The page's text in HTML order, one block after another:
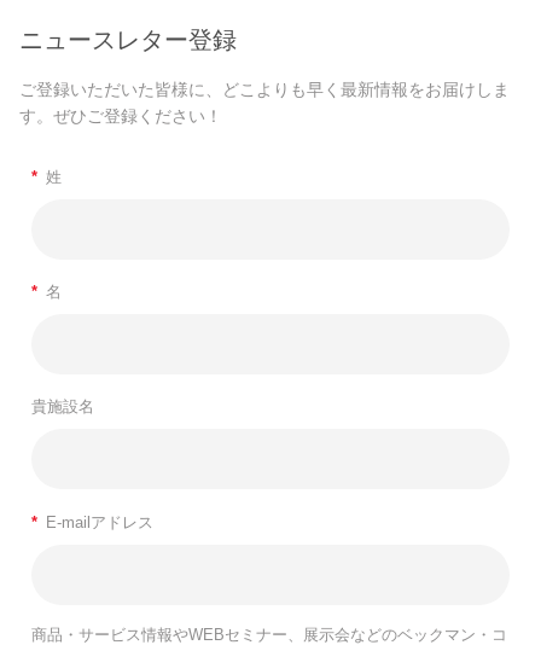
ニュースレター登録
ご登録いただいた皆様に、どこよりも早く最新情報をお届けしま
す。ぜひご登録ください！
* 姓
* 名
貴施設名
* E-mailアドレス
商品・サービス情報やWEBセミナー、展示会などのベックマン・コ